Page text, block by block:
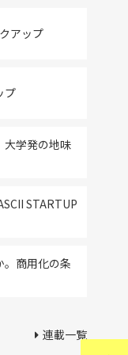
アップ
プ
大学発の地味
STARTUP
。商用化の条
連載一覧